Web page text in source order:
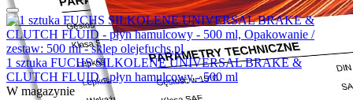
1 sztuka FUCHS SILKOLENE UNIVERSAL BRAKE &
CLUTCH FLUID - płyn hamulcowy - 500 ml
W magazynie